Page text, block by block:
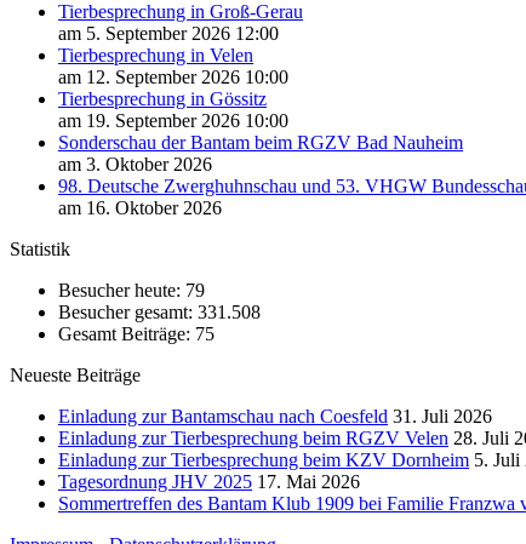
Tierbesprechung in Groß-Gerau
am 5. September 2026 12:00
Tierbesprechung in Velen
am 12. September 2026 10:00
Tierbesprechung in Gössitz
am 19. September 2026 10:00
Sonderschau der Bantam beim RGZV Bad Nauheim
am 3. Oktober 2026
98. Deutsche Zwerghuhnschau und 53. VHGW
am 16. Oktober 2026
Statistik
Besucher heute: 79
Besucher gesamt: 331.508
Gesamt Beiträge: 75
Neueste Beiträge
Einladung zur Bantamschau nach Coesfeld 31. Juli 2026
Einladung zur Tierbesprechung beim RGZV Velen 28. Juli
Einladung zur Tierbesprechung beim KZV Dornheim 5. Juli
Tagesordnung JHV 2025 17. Mai 2026
Sommertreffen des Bantam Klub 1909 bei Familie Franzwa